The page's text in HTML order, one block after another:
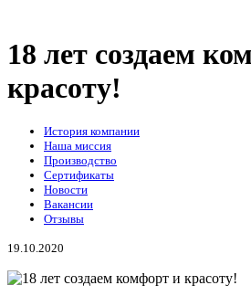
18 лет создаем
красоту!
История компании
Наша миссия
Производство
Сертификаты
Новости
Вакансии
Отзывы
19.10.2020